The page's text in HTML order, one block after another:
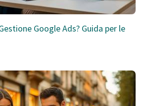
Google Ads? Guida per le